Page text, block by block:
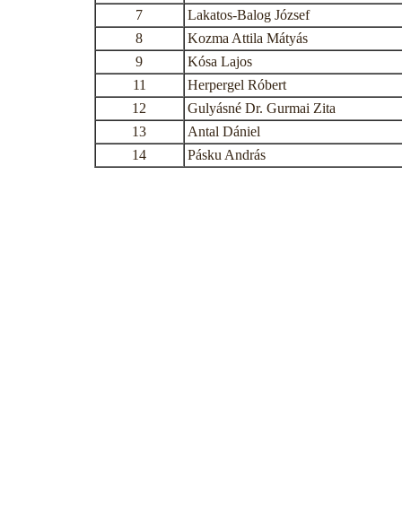
7
Lakatos-Balog József
8
Kozma Attila Mátyás
9
Kósa Lajos
11
Herpergel Róbert
12
Gulyásné Dr. Gurmai Zita
13
Antal Dániel
14
Pásku András